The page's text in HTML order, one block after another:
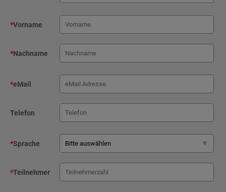
*Vorname
*Nachname
*eMail
Telefon
*Sprache
*Teilnehmer